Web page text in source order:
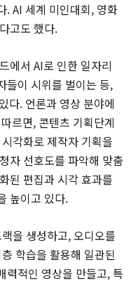
. AI 세계 미인대회, 영화
고도 했다.
에서 AI로 인한 일자리
들이 시위를 벌이는 등,
다. 언론과 영상 분야에
르면, 콘텐츠 기획단계
각화로 제작자 기획을
자 선호도를 파악해 맞춤
된 편집과 시각 효과를
높이고 있다.
을 생성하고, 오디오를
학습을 활용해 일관된
력적인 영상을 만들고, 특